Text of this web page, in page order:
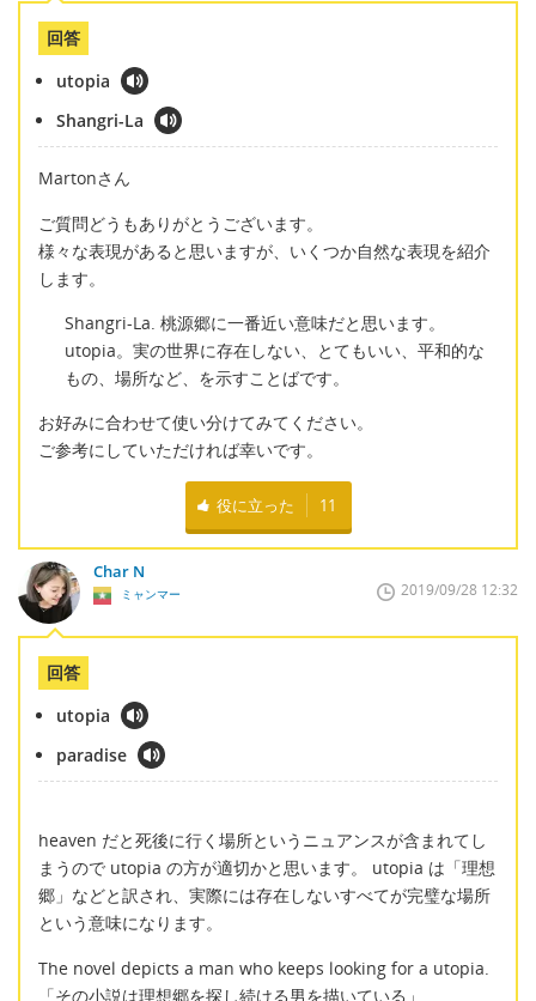
回答
utopia
Shangri-La
Martonさん
ご質問どうもありがとうございます。
様々な表現があると思いますが、いくつか自然な表現を紹介
します。
Shangri-La. 桃源郷に一番近い意味だと思います。
utopia。実の世界に存在しない、とてもいい、平和的な
もの、場所など、を示すことばです。
お好みに合わせて使い分けてみてください。
ご参考にしていただければ幸いです。
役に立った 11
Char N
ミャンマー 2019/09/28 12:32
回答
utopia
paradise
heaven だと死後に行く場所というニュアンスが含まれてし
まうので utopia の方が適切かと思います。 utopia は「理想
郷」などと訳され、実際には存在しないすべてが完璧な場所
という意味になります。
The novel depicts a man who keeps looking for a utopia.
「その小説は理想郷を探し続ける男を描いている」